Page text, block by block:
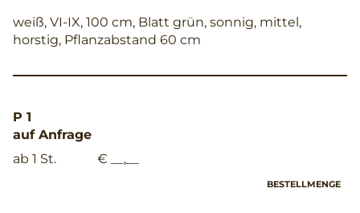
weiß, VI-IX, 100 cm, Blatt grün, sonnig, mittel,
horstig, Pflanzabstand 60 cm
P 1
auf Anfrage
ab 1 St.
€ __,__
BESTELLMENGE